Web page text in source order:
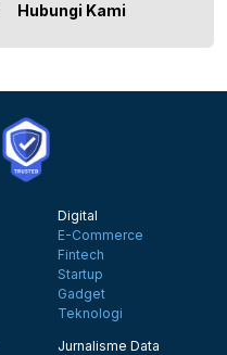
Hubungi Kami
Digital
E-Commerce
Fintech
Startup
Gadget
Teknologi
Jurnalisme Data